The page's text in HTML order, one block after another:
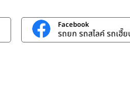
Facebook
รถยก รถสไลค์ รถเฮี๊ย